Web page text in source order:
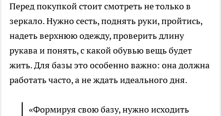
Перед покупкой стоит смотреть не только в
зеркало. Нужно сесть, поднять руки, пройтись,
надеть верхнюю одежду, проверить длину
рукава и понять, с какой обувью вещь будет
жить. Для базы это особенно важно: она должна
работать часто, а не ждать идеального дня.
«Формируя свою базу, нужно исходить